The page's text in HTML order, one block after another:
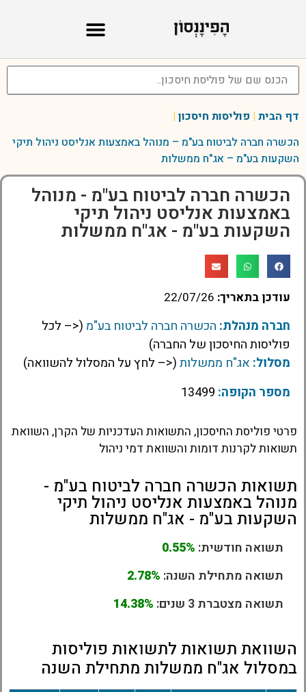
דף הבית | פוליסות חיסכון |
הכשרה חברה לביטוח בע"מ – מנוהל באמצעות אנליסט ניהול תיקי
השקעות בע"מ – אג"ח ממשלות
הכשרה חברה לביטוח בע"מ - מנוהל
באמצעות אנליסט ניהול תיקי
השקעות בע"מ - אג"ח ממשלות
עודכן בתאריך: 22/07/26
חברה מנהלת: הכשרה חברה לביטוח בע"מ (<– לכל
פוליסות החיסכון של החברה)
מסלול: אג"ח ממשלות(<– לחץ על המסלול להשוואה)
מספר הקופה:
פרטי פוליסת החיסכון, התשואות העדכניות של הקרן, השוואת
תשואות לקרנות דומות והשוואת דמי ניהול
תשואות הכשרה חברה לביטוח בע"מ -
מנוהל באמצעות אנליסט ניהול תיקי
השקעות בע"מ - אג"ח ממשלות
תשואה חודשית: 0.55%
תשואה מתחילת השנה: 2.78%
תשואה מצטברת 3 שנים:
14.38%
השוואת תשואות לתשואות פוליסות
במסלול אג"ח ממשלות מתחילת השנה